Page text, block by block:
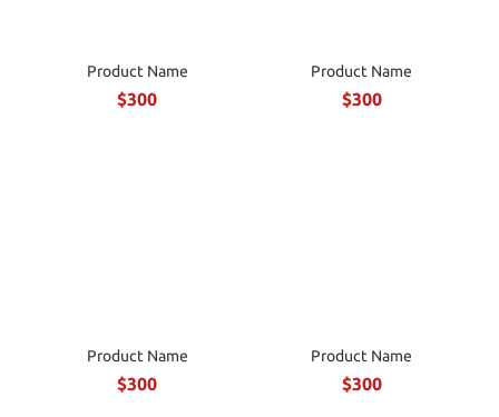
Product Name
$300
Product Name
$300
Product Name
$300
Product Name
$300